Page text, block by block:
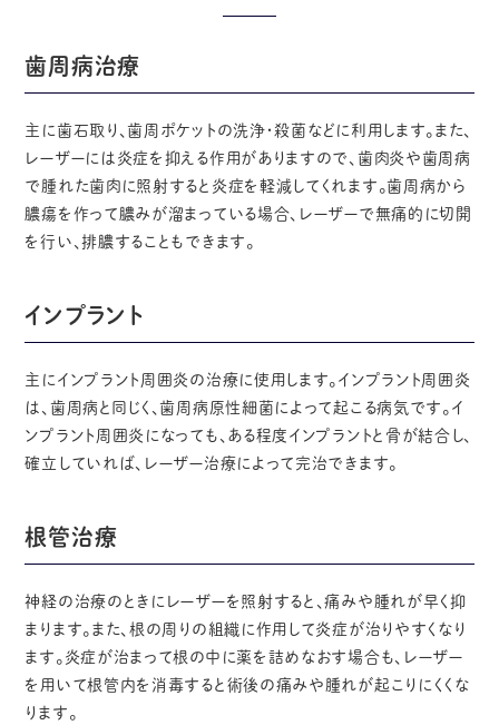
歯周病治療
主に歯石取り、歯周ポケットの洗浄・殺菌などに利用します。また、
レーザーには炎症を抑える作用がありますので、歯肉炎や歯周病
で腫れた歯肉に照射すると炎症を軽減してくれます。歯周病から
膿瘍を作って膿みが溜まっている場合、レーザーで無痛的に切開
を行い、排膿することもできます。
インプラント
主にインプラント周囲炎の治療に使用します。インプラント周囲炎
は、歯周病と同じく、歯周病原性細菌によって起こる病気です。イ
ンプラント周囲炎になっても、ある程度インプラントと骨が結合し、
確立していれば、レーザー治療によって完治できます。
根管治療
神経の治療のときにレーザーを照射すると、痛みや腫れが早く抑
まります。また、根の周りの組織に作用して炎症が治りやすくなり
ます。炎症が治まって根の中に薬を詰めなおす場合も、レーザー
を用いて根管内を消毒すると術後の痛みや腫れが起こりにくくな
ります。